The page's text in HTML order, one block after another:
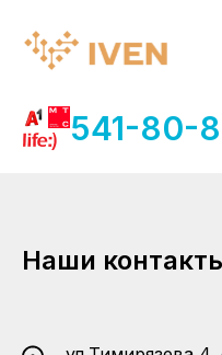
541-80-
Наши